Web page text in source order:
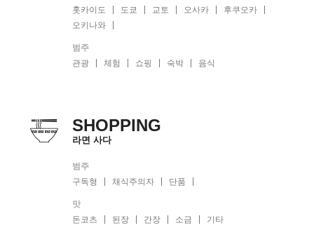
홋카이도
도쿄 교토 오사카
후쿠오카
오키나와
범주
관광
체험 쇼핑 숙박 음식
SHOPPING
라면 사다
범주
구독형
채식주의자 단품
맛
돈코츠
된장 간장 소금 기타